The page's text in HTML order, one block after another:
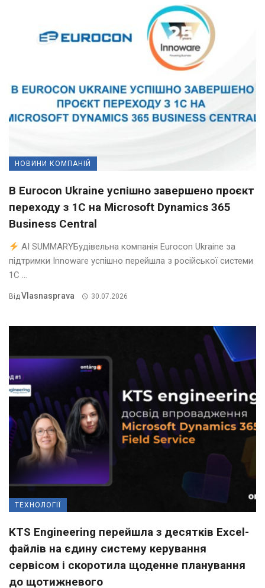
НОВИНИ КОМПАНІЙ
В Eurocon Ukraine успішно завершено проєкт
переходу з 1С на Microsoft Dynamics 365
Business Central
AI SUMMARYБудівельна компанія Eurocon Ukraine за
підтримки Innoware успішно перейшла з російської системи
1С ...
ВідVlasnasprava 30.07.2026
ТЕХНОЛОГІЇ
KTS Engineering перейшла з десятків Excel-
файлів на єдину систему керування
сервісом і скоротила щоденне планування
до щотижневого